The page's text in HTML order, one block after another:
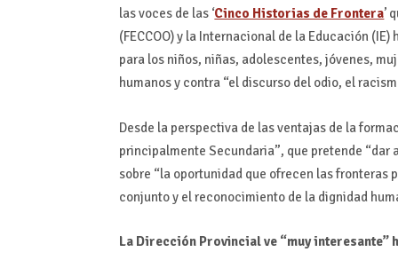
las voces de las ‘Cinco Historias de Frontera’
(FECCOO) y la Internacional de la Educación
para los niños, niñas, adolescentes, jóvenes,
humanos y contra “el discurso del odio, el
Desde la perspectiva de las ventajas de la
principalmente Secundaria”, que pretende
sobre “la oportunidad que ofrecen las
conjunto y el reconocimiento de la dignidad
La Dirección Provincial ve “muy